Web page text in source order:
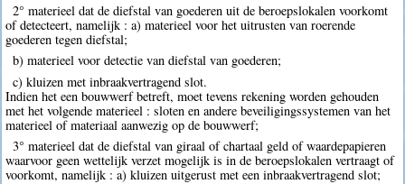
2° materieel dat de diefstal van goederen uit de beroepslokalen voorkomt
of detecteert, namelijk : a) materieel voor het uitrusten van roerende
goederen tegen diefstal;
b) materieel voor detectie van diefstal van goederen;
c) kluizen met inbraakvertragend slot.
Indien het een bouwwerf betreft, moet tevens rekening worden gehouden
met het volgende materieel : sloten en andere beveiligingssystemen van het
materieel of materiaal aanwezig op de bouwwerf;
3° materieel dat de diefstal van giraal of chartaal geld of waardepapieren
waarvoor geen wettelijk verzet mogelijk is in de beroepslokalen vertraagt of
voorkomt, namelijk : a) kluizen uitgerust met een inbraakvertragend slot;